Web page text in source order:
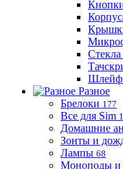
Стекла
Разное
Брелоки 177
Все для Sim
Домашние
Зонты и
Лампы 68
Моноподы и